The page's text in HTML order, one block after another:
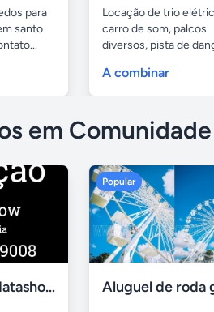
para
santo
Locação de trio
carro de som, palcos
diversos, pista de
A combinar
em Comunidade
aluguel telas datashow cadeiras uberlândia
Popular